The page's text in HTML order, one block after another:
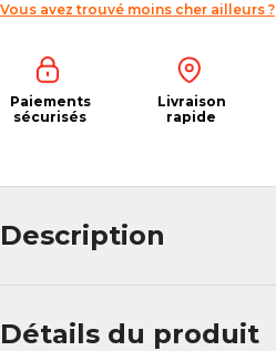
Vous avez trouvé moins cher ailleurs ?
Paiements
sécurisés
Livraison
rapide
Description
Détails du produit